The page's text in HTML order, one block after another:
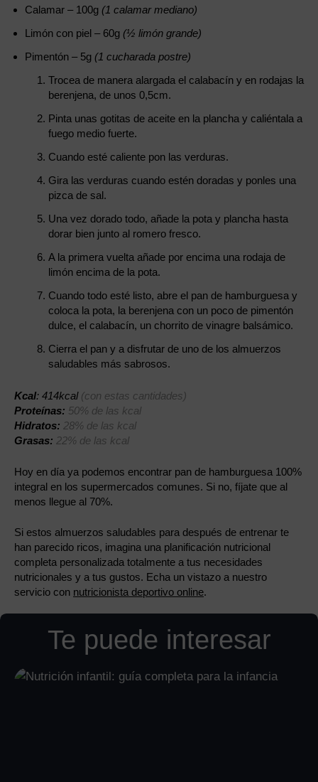
Calamar – 100g (1 calamar mediano)
Limón con piel – 60g (½ limón grande)
Pimentón – 5g (1 cucharada postre)
Trocea de manera alargada el calabacín y en rodajas la
berenjena, de unos 0,5cm.
Pinta unas gotitas de aceite en la plancha y caliéntala a
fuego medio fuerte.
Cuando esté caliente pon las verduras.
Gira las verduras cuando estén doradas y ponles una
pizca de sal.
Una vez dorado todo, añade la pota y plancha hasta
dorar bien junto al romero fresco.
A la primera vuelta añade por encima una rodaja de
limón encima de la pota.
Cuando todo esté listo, abre el pan de hamburguesa y
coloca la pota, la berenjena con un poco de pimentón
dulce, el calabacín, un chorrito de vinagre balsámico.
Cierra el pan y a disfrutar de uno de los almuerzos
saludables más sabrosos.
Kcal: 414kcal (con estas cantidades)
Proteínas: 50% de las kcal
Hidratos: 28% de las kcal
Grasas: 22% de las kcal
Hoy en día ya podemos encontrar pan de hamburguesa 100%
integral en los supermercados comunes. Si no, fíjate que al
menos llegue al 70%.
Si estos almuerzos saludables para después de entrenar te
han parecido ricos, imagina una planificación nutricional
completa personalizada totalmente a tus necesidades
nutricionales y a tus gustos. Echa un vistazo a nuestro
servicio con nutricionista deportivo online.
Te puede interesar